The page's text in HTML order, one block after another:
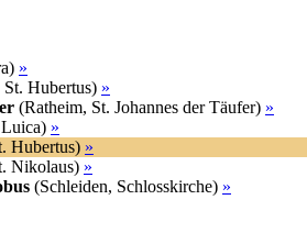
»
Hubertus) »
(Ratheim, St. Johannes der Täufer) »
»
Hubertus) »
Nikolaus) »
(Schleiden, Schlosskirche) »